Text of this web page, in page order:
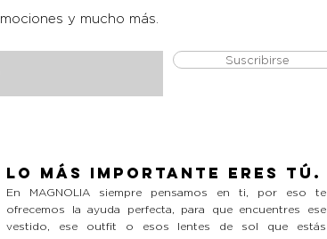
y mucho más.
Suscribirse
Lo más importante eres tú.
En MAGNOLIA siempre pensamos en ti, por eso te
ofrecemos la ayuda perfecta, para que encuentres ese
vestido, ese outfit o esos lentes de sol que estás